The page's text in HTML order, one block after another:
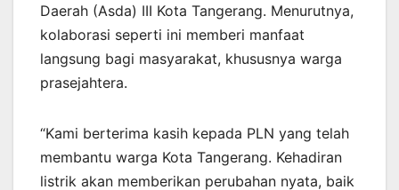
Daerah (Asda) III Kota Tangerang. Menurutnya,
kolaborasi seperti ini memberi manfaat
langsung bagi masyarakat, khususnya warga
prasejahtera.
“Kami berterima kasih kepada PLN yang telah
membantu warga Kota Tangerang. Kehadiran
listrik akan memberikan perubahan nyata, baik